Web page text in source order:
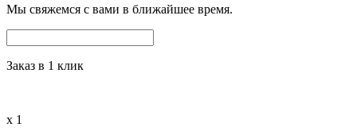
Мы свяжемся с вами в ближайшее время.
Заказ в 1 клик
x 1